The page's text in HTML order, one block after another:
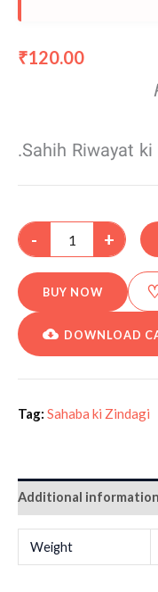
₹120.00
Sahih Riwayat ki
- +
BUY NOW
DOWNLOAD
Tag: Sahaba ki Zindagi
Additional information
Weight